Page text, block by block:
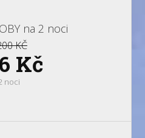
na 2 noci
KČ
Kč
noci